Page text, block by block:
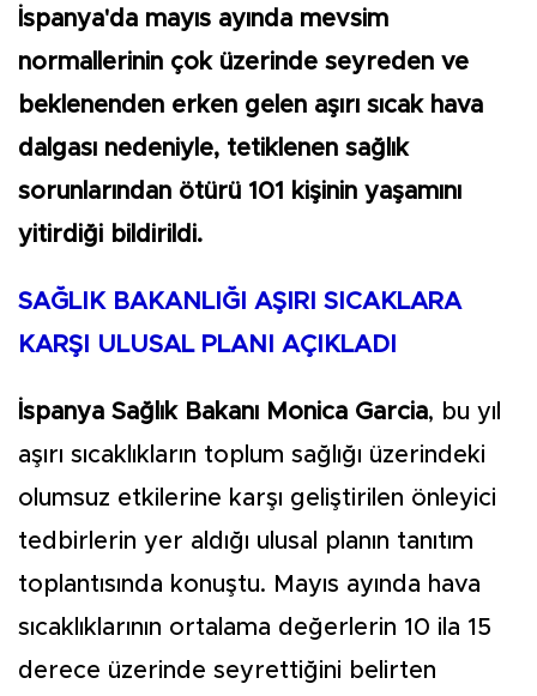
İspanya'da mayıs ayında mevsim
normallerinin çok üzerinde seyreden ve
beklenenden erken gelen aşırı sıcak hava
dalgası nedeniyle, tetiklenen sağlık
sorunlarından ötürü 101 kişinin yaşamını
yitirdiği bildirildi.
SAĞLIK BAKANLIĞI AŞIRI SICAKLARA
KARŞI ULUSAL PLANI AÇIKLADI
İspanya Sağlık Bakanı Monica Garcia, bu yıl
aşırı sıcaklıkların toplum sağlığı üzerindeki
olumsuz etkilerine karşı geliştirilen önleyici
tedbirlerin yer aldığı ulusal planın tanıtım
toplantısında konuştu. Mayıs ayında hava
sıcaklıklarının ortalama değerlerin 10 ila 15
derece üzerinde seyrettiğini belirten